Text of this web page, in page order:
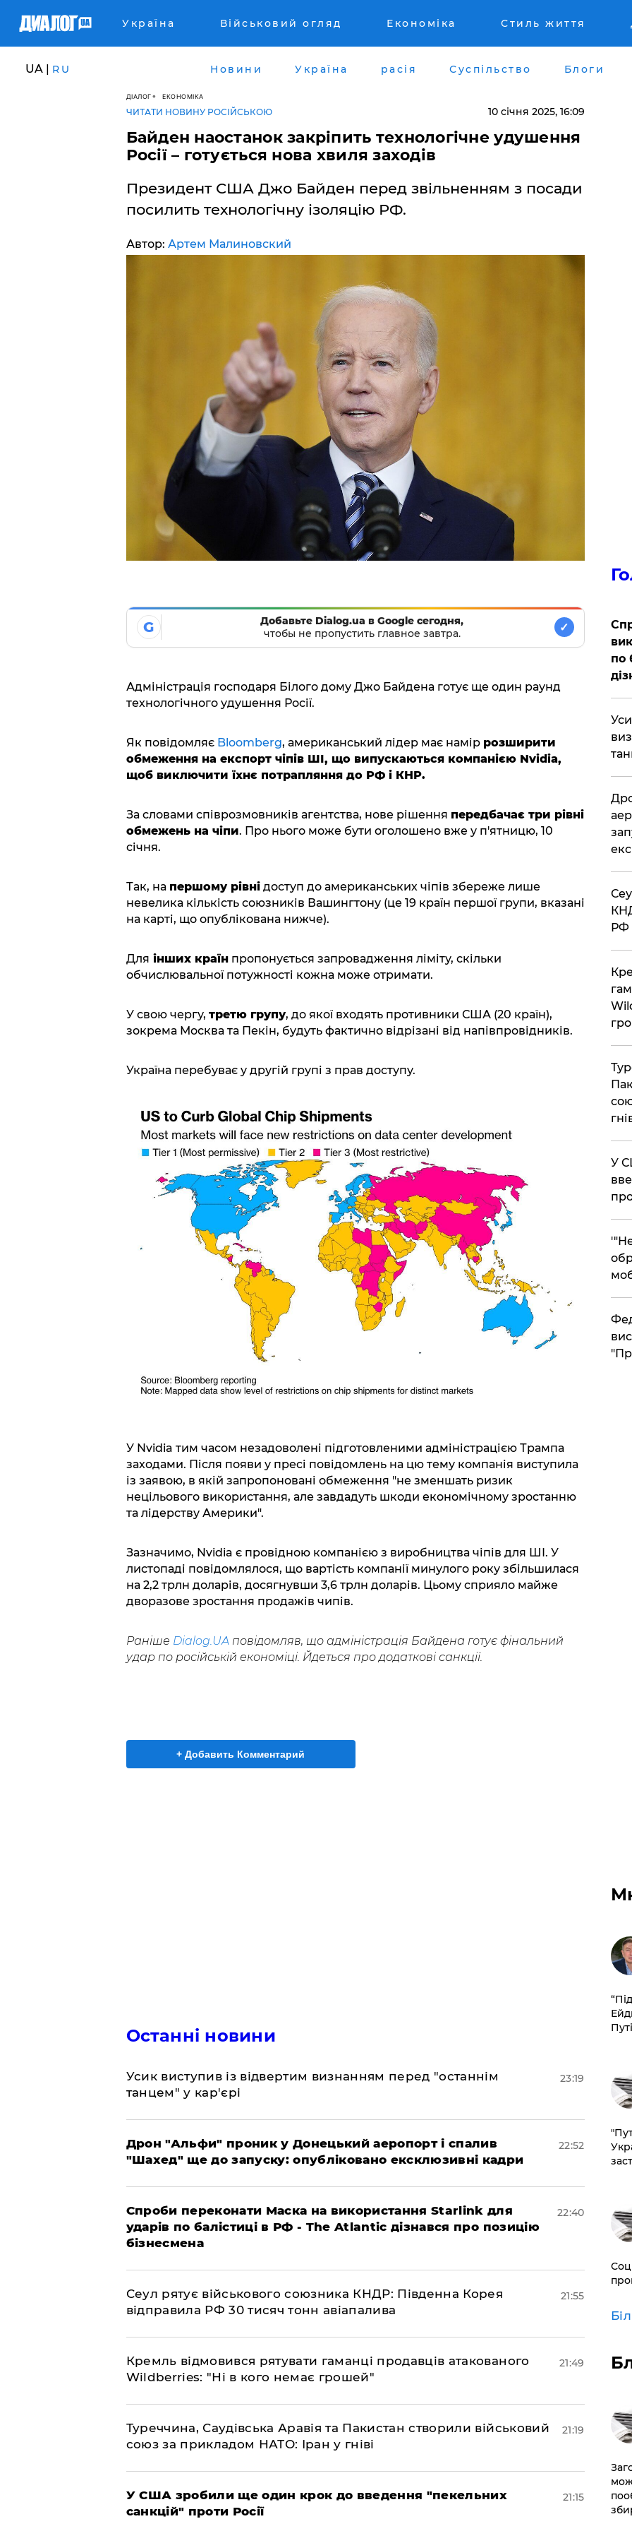
Україна Військовий огляд Економіка Стиль життя
UA | RU Новини Україна расія Суспільство Блоги
ДІАЛОГ ЕКОНОМІКА
ЧИТАТИ НОВИНУ РОСІЙСЬКОЮ 10 січня 2025, 16:09
Байден наостанок закріпить технологічне удушення
Росії – готується нова хвиля заходів
Президент США Джо Байден перед звільненням з посади
посилить технологічну ізоляцію РФ.
Автор: Артем Малиновский
G
Добавьте Dialog.ua в Google сегодня,
чтобы не пропустить главное завтра.
✓
Адміністрація господаря Білого дому Джо Байдена готує ще один раунд
технологічного удушення Росії.
Як повідомляє Bloomberg, американський лідер має намір розширити
обмеження на експорт чіпів ШІ, що випускаються компанією Nvidia,
щоб виключити їхнє потрапляння до РФ і КНР.
За словами співрозмовників агентства, нове рішення передбачає три рівні
обмежень на чіпи. Про нього може бути оголошено вже у п'ятницю, 10
січня.
Так, на першому рівнідоступ до американських чіпів збереже лише
невелика кількість союзників Вашингтону (це 19 країн першої групи, вказані
на карті, що опублікована нижче).
Для інших країнпропонується запровадження ліміту, скільки
обчислювальної потужності кожна може отримати.
У свою чергу, третю групу, до якої входять противники США (20 країн),
зокрема Москва та Пекін, будуть фактично відрізані від напівпровідників.
Україна перебуває у другій групі з прав доступу.
У Nvidia тим часом незадоволені підготовленими адміністрацією Трампа
заходами. Після появи у пресі повідомлень на цю тему компанія виступила
із заявою, в якій запропоновані обмеження "не зменшать ризик
нецільового використання, але завдадуть шкоди економічному зростанню
та лідерству Америки".
Зазначимо, Nvidia є провідною компанією з виробництва чіпів для ШІ. У
листопаді повідомлялося, що вартість компанії минулого року збільшилася
на 2,2 трлн доларів, досягнувши 3,6 трлн доларів. Цьому сприяло майже
дворазове зростання продажів чипів.
Раніше Dialog.UAповідомляв, що адміністрація Байдена готує фінальний
удар по російській економіці. Йдеться про додаткові санкції.
+ Добавить Комментарий
Останні новини
​Усик виступив із відвертим визнанням перед "останнім
танцем" у кар'єрі
23:19
​Дрон "Альфи" проник у Донецький аеропорт і спалив
"Шахед" ще до запуску: опубліковано ексклюзивні кадри
22:52
​Спроби переконати Маска на використання Starlink для
ударів по балістиці в РФ - The Atlantic дізнався про позицію
бізнесмена
22:40
​Сеул рятує військового союзника КНДР: Південна Корея
відправила РФ 30 тисяч тонн авіапалива
21:55
​Кремль відмовився рятувати гаманці продавців атакованого
Wildberries: "Ні в кого немає грошей"
21:49
​Туреччина, Саудівська Аравія та Пакистан створили військовий
союз за прикладом НАТО: Іран у гніві
21:19
​У США зробили ще один крок до введення "пекельних
санкцій" проти Росії
21:15
по
РФ
​У